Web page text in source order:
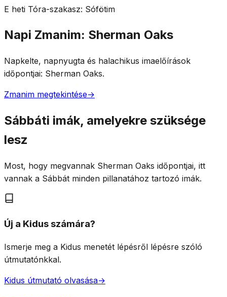
E heti Tóra-szakasz: Sófötim
Napi Zmanim: Sherman Oaks
Napkelte, napnyugta és halachikus imaelőírások
időpontjai: Sherman Oaks.
Zmanim megtekintése→
Sábbáti imák, amelyekre szüksége
lesz
Most, hogy megvannak Sherman Oaks időpontjai, itt
vannak a Sábbát minden pillanatához tartozó imák.
Új a Kidus számára?
Ismerje meg a Kidus menetét lépésről lépésre szóló
útmutatónkkal.
Kidus útmutató olvasása→